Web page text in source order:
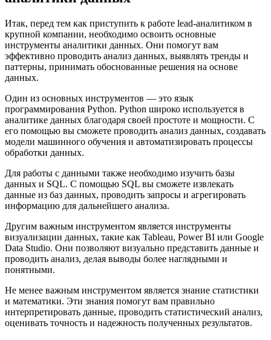
Итак, перед тем как приступить к работе lead-аналитиком в
крупной компании, необходимо освоить основные
инструменты аналитики данных. Они помогут вам
эффективно проводить анализ данных, выявлять тренды и
паттерны, принимать обоснованные решения на основе
данных.
Один из основных инструментов — это язык
программирования Python. Python широко используется в
аналитике данных благодаря своей простоте и мощности. С
его помощью вы сможете проводить анализ данных, создавать
модели машинного обучения и автоматизировать процессы
обработки данных.
Для работы с данными также необходимо изучить базы
данных и SQL. С помощью SQL вы сможете извлекать
данные из баз данных, проводить запросы и агрегировать
информацию для дальнейшего анализа.
Другим важным инструментом является инструменты
визуализации данных, такие как Tableau, Power BI или Google
Data Studio. Они позволяют визуально представить данные и
проводить анализ, делая выводы более наглядными и
понятными.
Не менее важным инструментом является знание статистики
и математики. Эти знания помогут вам правильно
интерпретировать данные, проводить статистический анализ,
оценивать точность и надежность полученных результатов.